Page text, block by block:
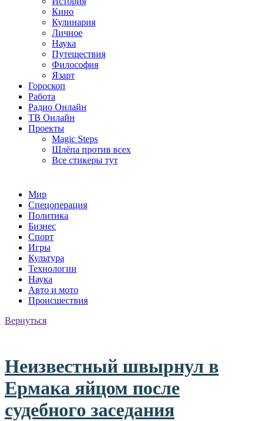
Кино
Кулинария
Личное
Наука
Путешествия
Философия
Язарт
Гороскоп
Работа
Радио Онлайн
ТВ Онлайн
Проекты
Magic Steps
Шлёпа против всех
Все стикеры тут
Мир
Спецоперация
Политика
Бизнес
Спорт
Игры
Культура
Технологии
Наука
Авто и мото
Происшествия
Вернуться
Неизвестный швырнул в
Ермака яйцом после
судебного заседания